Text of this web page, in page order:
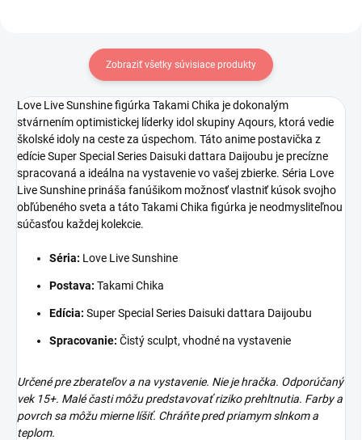
Zobraziť všetky súvisiace produkty
Love Live Sunshine figúrka Takami Chika je dokonalým
stvárnením optimistickej líderky idol skupiny Aqours, ktorá vedie
školské idoly na ceste za úspechom. Táto anime postavička z
edície Super Special Series Daisuki dattara Daijoubu je precízne
spracovaná a ideálna na vystavenie vo vašej zbierke. Séria Love
Live Sunshine prináša fanúšikom možnosť vlastniť kúsok svojho
obľúbeného sveta a táto Takami Chika figúrka je neodmysliteľnou
súčasťou každej kolekcie.
Séria: Love Live Sunshine
Postava: Takami Chika
Edícia: Super Special Series Daisuki dattara Daijoubu
Spracovanie: Čistý sculpt, vhodné na vystavenie
Určené pre zberateľov a na vystavenie. Nie je hračka. Odporúčaný
vek 15+. Malé časti môžu predstavovať riziko prehltnutia. Farby a
povrch sa môžu mierne líšiť. Chráňte pred priamym slnkom a
teplom.